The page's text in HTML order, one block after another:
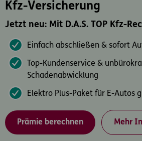
Kfz-Versicherung
Jetzt neu: Mit D.A.S. TOP Kfz-
Einfach abschließen & sofort
Top-Kundenservice &
Schadenabwicklung
Elektro Plus-Paket für E-Autos
Prämie berechnen Mehr